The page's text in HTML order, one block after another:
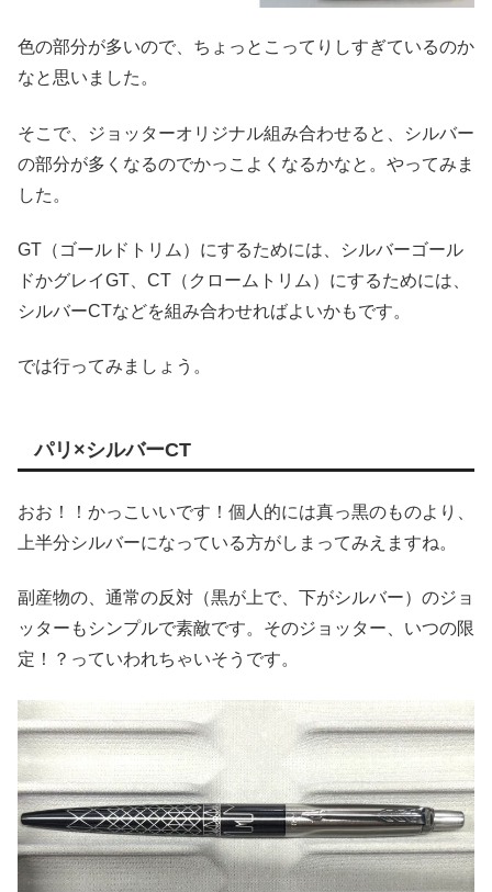
色の部分が多いので、ちょっとこってりしすぎているのか
なと思いました。
そこで、ジョッターオリジナル組み合わせると、シルバー
の部分が多くなるのでかっこよくなるかなと。やってみま
した。
GT（ゴールドトリム）にするためには、シルバーゴール
ドかグレイGT、CT（クロームトリム）にするためには、
シルバーCTなどを組み合わせればよいかもです。
では行ってみましょう。
パリ×シルバーCT
おお！！かっこいいです！個人的には真っ黒のものより、
上半分シルバーになっている方がしまってみえますね。
副産物の、通常の反対（黒が上で、下がシルバー）のジョ
ッターもシンプルで素敵です。そのジョッター、いつの限
定！？っていわれちゃいそうです。